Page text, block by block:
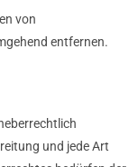
von
entfernen.
und jede Art